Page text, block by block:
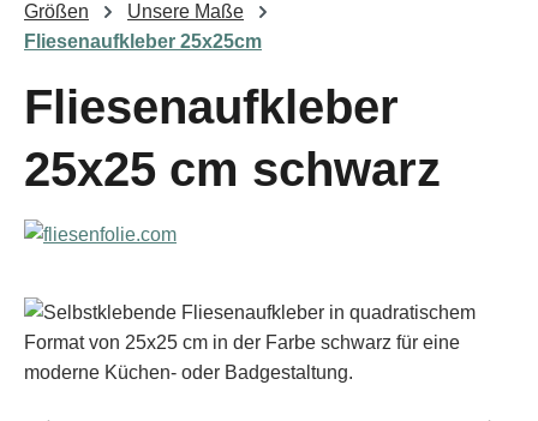
Größen
Unsere Maße
Fliesenaufkleber 25x25cm
Fliesenaufkleber
25x25 cm schwarz
Bildergalerie überspringen